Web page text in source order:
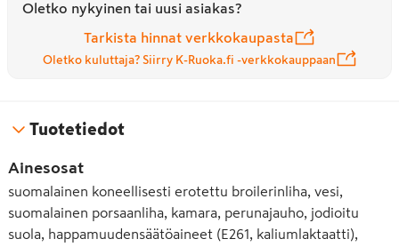
Oletko nykyinen tai uusi asiakas?
Tarkista hinnat verkkokaupasta
Oletko kuluttaja? Siirry K-Ruoka.fi -verkkokauppaan
Tuotetiedot
Ainesosat
suomalainen koneellisesti erotettu broilerinliha, vesi,
suomalainen porsaanliha, kamara, perunajauho, jodioitu
suola, happamuudensäätöaineet (E261, kaliumlaktaatti),